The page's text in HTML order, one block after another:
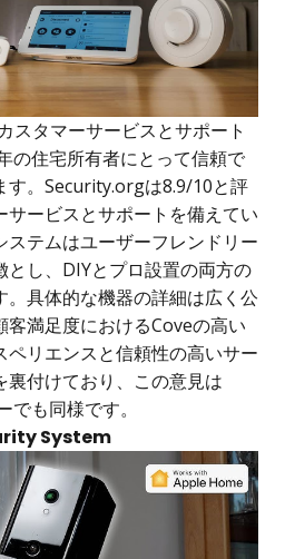
スタマーサービスとサポート
の住宅所有者にとって信頼で
す。Security.orgは8.9/10と評
ービスとサポートを備えてい
ステムはユーザーフレンドリー
とし、DIYとプロ設置の両方の
。具体的な機器の詳細は広く公
客満足度におけるCoveの高い
リエンスと信頼性の高いサー
裏付けており、この意見は
も同様です。
System